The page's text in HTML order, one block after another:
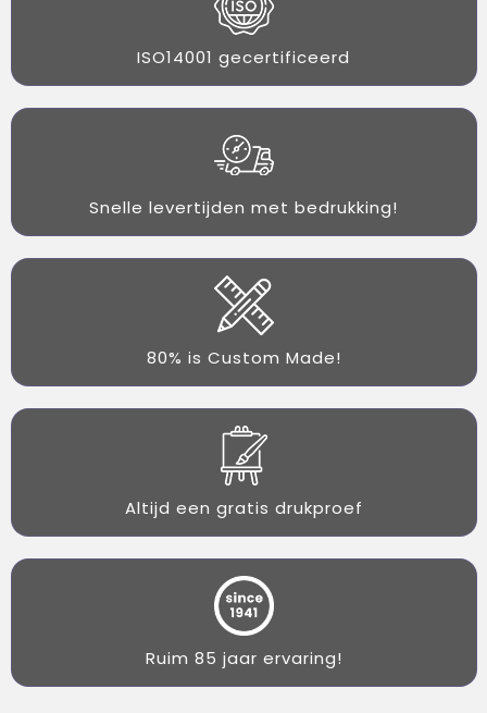
ISO14001 gecertificeerd
Snelle levertijden met bedrukking!
80% is Custom Made!
Altijd een gratis drukproef
Ruim 85 jaar ervaring!